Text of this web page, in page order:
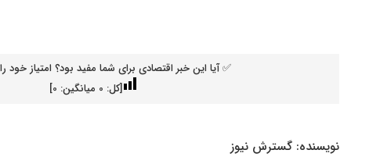
✅ آیا این خبر اقتصادی برای شما مفید بود؟ امتیاز خود
[کل: 0 میانگین: 0
]
نویسنده: گسترش نیوز